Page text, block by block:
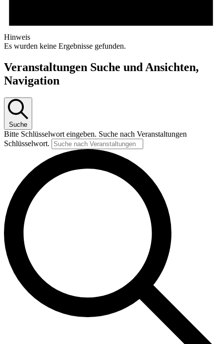
Hinweis
Es wurden keine Ergebnisse gefunden.
Veranstaltungen Suche und Ansichten,
Navigation
Suche
Bitte Schlüsselwort eingeben. Suche nach Veranstaltungen
Schlüsselwort.